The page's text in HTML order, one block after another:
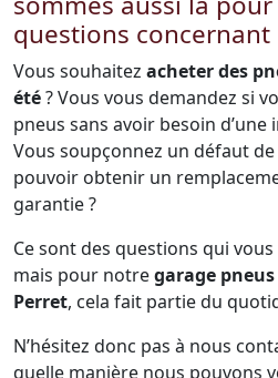
questions concernant
Vous souhaitez acheter des
été? Vous vous demandez si
pneus sans avoir besoin
Vous soupçonnez un défaut
pouvoir obtenir un
garantie ?
Ce sont des questions qui
mais pour notregarage
Perret, cela fait partie du
N’hésitez donc pas à nous
quelle manière nous pouvons